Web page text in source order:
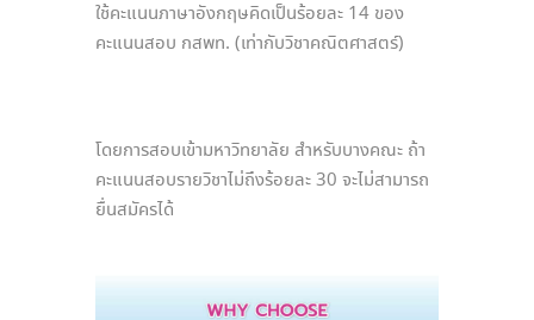
ใช้คะแนนภาษาอังกฤษคิดเป็นร้อยละ 14 ของ
คะแนนสอบ กสพท. (เท่ากับวิชาคณิตศาสตร์)
โดยการสอบเข้ามหาวิทยาลัย สำหรับบางคณะ ถ้า
คะแนนสอบรายวิชาไม่ถึงร้อยละ 30 จะไม่สามารถ
ยื่นสมัครได้